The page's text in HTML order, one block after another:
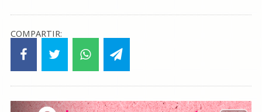
COMPARTIR: